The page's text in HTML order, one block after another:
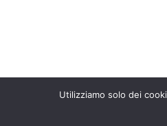
Copyright 2010 – 2026
Utilizziamo solo dei